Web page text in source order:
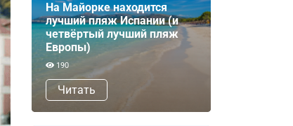
На Майорке находится
лучший пляж Испании (и
четвёртый лучший пляж
Европы)
190
Читать